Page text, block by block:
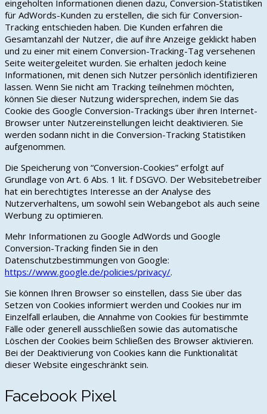
eingeholten Informationen dienen dazu, Conversion-Statistiken
für AdWords-Kunden zu erstellen, die sich für Conversion-
Tracking entschieden haben. Die Kunden erfahren die
Gesamtanzahl der Nutzer, die auf ihre Anzeige geklickt haben
und zu einer mit einem Conversion-Tracking-Tag versehenen
Seite weitergeleitet wurden. Sie erhalten jedoch keine
Informationen, mit denen sich Nutzer persönlich identifizieren
lassen. Wenn Sie nicht am Tracking teilnehmen möchten,
können Sie dieser Nutzung widersprechen, indem Sie das
Cookie des Google Conversion-Trackings über ihren Internet-
Browser unter Nutzereinstellungen leicht deaktivieren. Sie
werden sodann nicht in die Conversion-Tracking Statistiken
aufgenommen.
Die Speicherung von “Conversion-Cookies” erfolgt auf
Grundlage von Art. 6 Abs. 1 lit. f DSGVO. Der Websitebetreiber
hat ein berechtigtes Interesse an der Analyse des
Nutzerverhaltens, um sowohl sein Webangebot als auch seine
Werbung zu optimieren.
Mehr Informationen zu Google AdWords und Google
Conversion-Tracking finden Sie in den
Datenschutzbestimmungen von Google:
https://www.google.de/policies/privacy/.
Sie können Ihren Browser so einstellen, dass Sie über das
Setzen von Cookies informiert werden und Cookies nur im
Einzelfall erlauben, die Annahme von Cookies für bestimmte
Fälle oder generell ausschließen sowie das automatische
Löschen der Cookies beim Schließen des Browser aktivieren.
Bei der Deaktivierung von Cookies kann die Funktionalität
dieser Website eingeschränkt sein.
Facebook Pixel